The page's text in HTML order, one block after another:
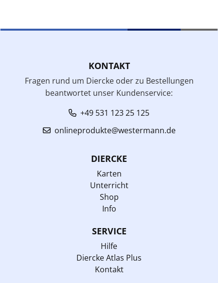
KONTAKT
Fragen rund um Diercke oder zu Bestellungen
beantwortet unser Kundenservice:
+49 531 123 25 125
onlineprodukte@westermann.de
DIERCKE
Karten
Unterricht
Shop
Info
SERVICE
Hilfe
Diercke Atlas Plus
Kontakt